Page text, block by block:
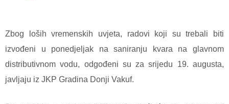
Zbog loših vremenskih uvjeta, radovi koji su trebali biti
izvođeni u ponedjeljak na saniranju kvara na glavnom
distributivnom vodu, odgođeni su za srijedu 19. augusta,
javljaju iz JKP Gradina Donji Vakuf.